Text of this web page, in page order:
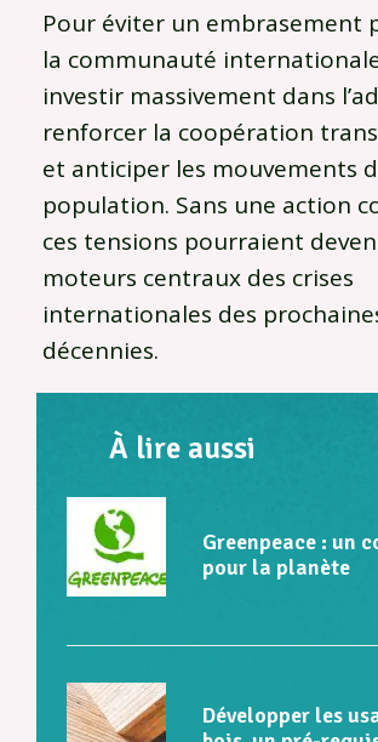
Pour éviter un embrasement
la communauté
investir massivement dans
renforcer la coopération
et anticiper les mouvements
population. Sans une action
ces tensions pourraient
moteurs centraux des crises
internationales des
décennies.
À lire aussi
Greenpeace : un
pour la planète
Développer les